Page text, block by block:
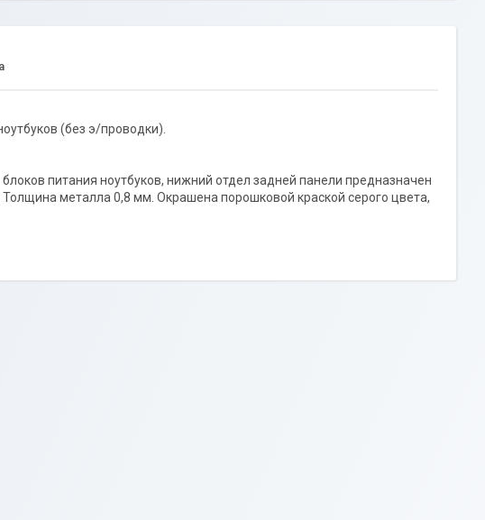
(без э/проводки).
питания ноутбуков, нижний отдел задней панели предназначен
металла 0,8 мм. Окрашена порошковой краской серого цвета,